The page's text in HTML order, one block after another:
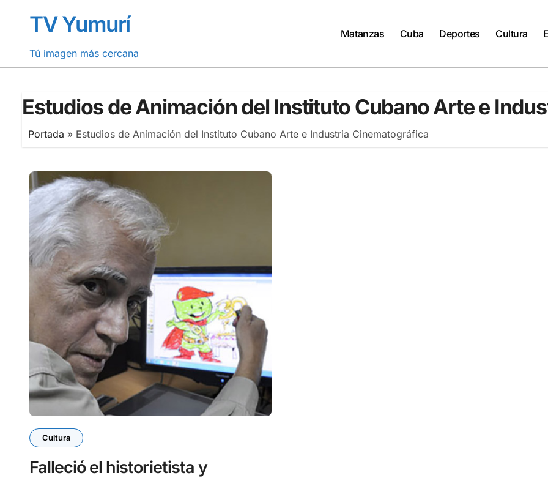
contenidoTV Yumurí
Tú imagen más cercana
Matanzas Cuba Deportes Cultura
Estudios de Animación del Instituto Cubano Arte e
Portada » Estudios de Animación del Instituto Cubano Arte e Industria Cinematográfica
Cultura
Falleció el historietista y